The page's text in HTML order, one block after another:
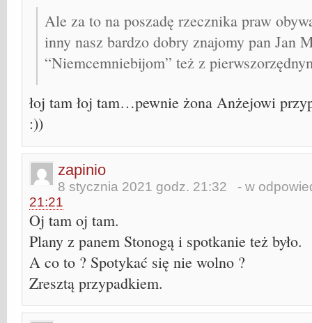
Ale za to na poszadę rzecznika praw
inny nasz bardzo dobry znajomy pan Jan
“Niemcemniebijom” też z
łoj tam łoj tam…pewnie żona Anżejowi
:))
zapinio
8 stycznia 2021 godz. 21:32 - w
21:21
Oj tam oj tam.
Plany z panem Stonogą i spotkanie też było.
A co to ? Spotykać się nie wolno ?
Zresztą przypadkiem.